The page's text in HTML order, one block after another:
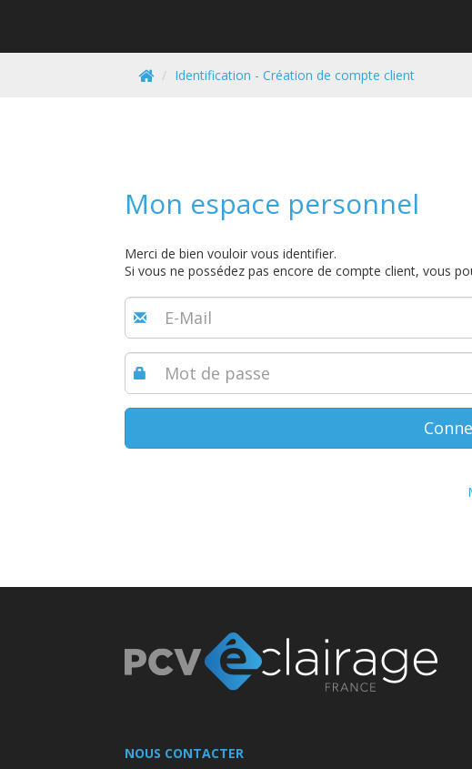
Identification - Création de compte client
Mon espace personnel
Merci de bien vouloir vous identifier.
Si vous ne possédez pas encore de compte client, vous
NOUS CONTACTER